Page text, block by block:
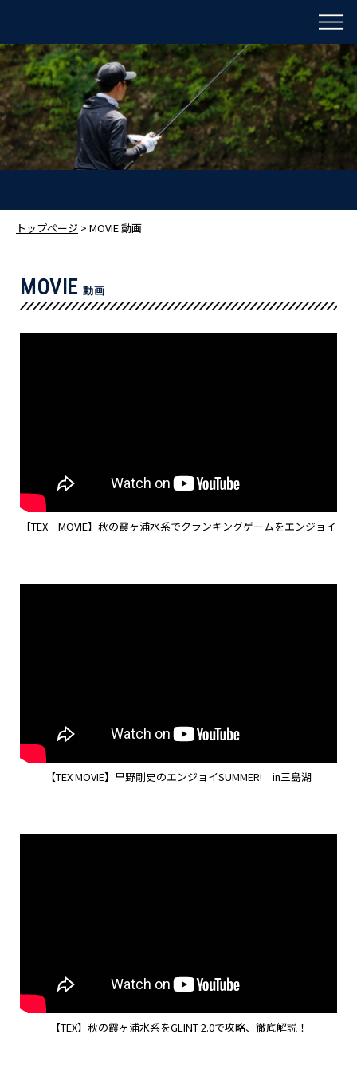
トップページ > MOVIE 動画
MOVIE動画
【TEX MOVIE】秋の霞ヶ浦水系でクランキングゲームをエンジョイ
【TEX MOVIE】早野剛史のエンジョイSUMMER! in三島湖
【TEX】秋の霞ヶ浦水系をGLINT 2.0で攻略、徹底解説！